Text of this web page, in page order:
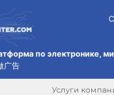
по электронике,
广告
Услуги